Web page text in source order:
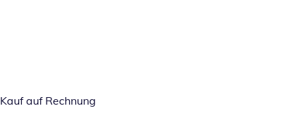
Kauf auf Rechnung